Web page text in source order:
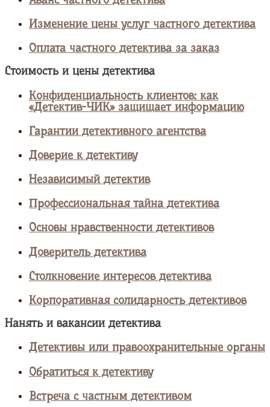
Изменение цены услуг частного детектива
Оплата частного детектива за заказ
Стоимость и цены детектива
Конфиденциальность клиентов: как
«Детектив-ЧИК» защищает информацию
Гарантии детективного агентства
Доверие к детективу
Независимый детектив
Профессиональная тайна детектива
Основы нравственности детективов
Доверитель детектива
Столкновение интересов детектива
Корпоративная солидарность детективов
Нанять и вакансии детектива
Детективы или правоохранительные органы
Обратиться к детективу
Встреча с частным детективом